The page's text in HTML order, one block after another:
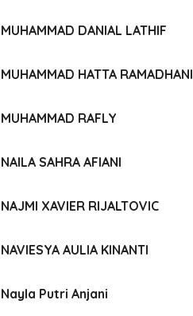
MUHAMMAD DANIAL LATHIF
MUHAMMAD HATTA RAMADHANI
MUHAMMAD RAFLY
NAILA SAHRA AFIANI
NAJMI XAVIER RIJALTOVIC
NAVIESYA AULIA KINANTI
Nayla Putri Anjani